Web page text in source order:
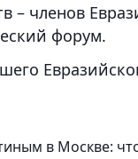
– членов
форум.
в Москве: